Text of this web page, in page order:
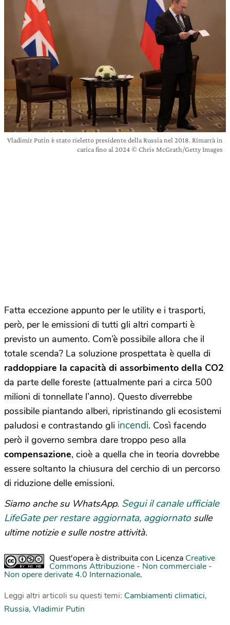
Vladimir Putin è stato rieletto presidente della Russia nel 2018. Rimarrà in
carica fino al 2024 © Chris McGrath/Getty Images
Fatta eccezione appunto per le utility e i trasporti,
però, per le emissioni di tutti gli altri comparti è
previsto un aumento. Com’è possibile allora che il
totale scenda? La soluzione prospettata è quella di
raddoppiare la capacità di assorbimento della CO2
da parte delle foreste (attualmente pari a circa 500
milioni di tonnellate l’anno). Questo diverrebbe
possibile piantando alberi, ripristinando gli ecosistemi
paludosi e contrastando gli incendi. Così facendo
però il governo sembra dare troppo peso alla
compensazione, cioè a quella che in teoria dovrebbe
essere soltanto la chiusura del cerchio di un percorso
di riduzione delle emissioni.
Siamo anche su WhatsApp. Segui il canale ufficiale
LifeGate per restare aggiornata, aggiornato sulle
ultime notizie e sulle nostre attività.
Quest'opera è distribuita con Licenza Creative
Commons Attribuzione - Non commerciale -
Non opere derivate 4.0 Internazionale.
Leggi altri articoli su questi temi: Cambiamenti climatici,
Russia, Vladimir Putin